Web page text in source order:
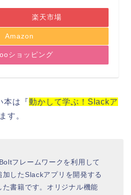
楽天市場
Amazon
ショッピング
本は『動かして学ぶ！Slackア
す。
フレームワークを利用して
加したSlackアプリを開発する
書籍です。オリジナル機能